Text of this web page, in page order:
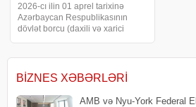
2026-cı ilin 01 aprel tarixinə
Azərbaycan Respublikasının
dövlət borcu (daxili və xarici
manat məbləğində
proqnozlaşdırılan Ümum
BIZNES XƏBƏRLƏRI
AMB və Nyu-York Federal